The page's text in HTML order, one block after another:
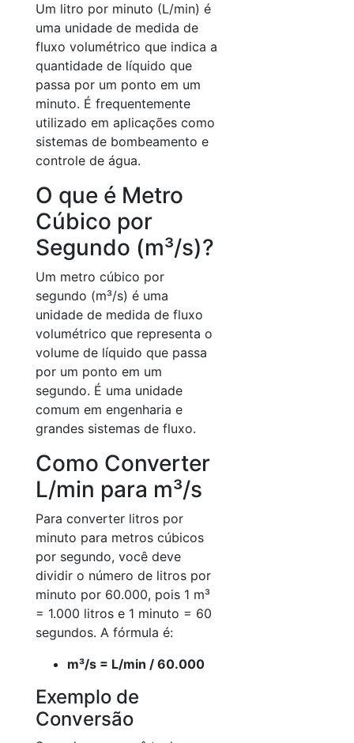
Um litro por minuto (L/min) é
uma unidade de medida de
fluxo volumétrico que indica a
quantidade de líquido que
passa por um ponto em um
minuto. É frequentemente
utilizado em aplicações como
sistemas de bombeamento e
controle de água.
O que é Metro
Cúbico por
Segundo (m³/s)?
Um metro cúbico por
segundo (m³/s) é uma
unidade de medida de fluxo
volumétrico que representa o
volume de líquido que passa
por um ponto em um
segundo. É uma unidade
comum em engenharia e
grandes sistemas de fluxo.
Como Converter
L/min para m³/s
Para converter litros por
minuto para metros cúbicos
por segundo, você deve
dividir o número de litros por
minuto por 60.000, pois 1 m³
= 1.000 litros e 1 minuto = 60
segundos. A fórmula é:
m³/s = L/min / 60.000
Exemplo de
Conversão